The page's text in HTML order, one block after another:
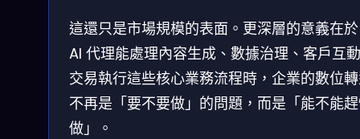
這還只是市場規模的表面。更深層的意義在
AI 代理能處理內容生成、數據治理、客戶互
交易執行這些核心業務流程時，企業的數位
不再是「要不要做」的問題，而是「能不能
做」。